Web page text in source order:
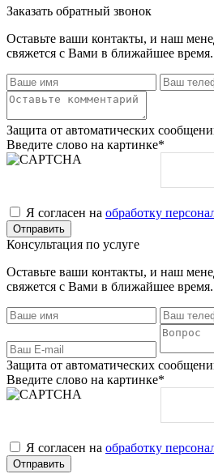
Заказать обратный звонок
Оставьте ваши контакты, и наш
свяжется с Вами в ближайшее время.
Защита от автоматических
Введите слово на картинке*
Я согласен на обработку
Консультация по услуге
Оставьте ваши контакты, и наш
свяжется с Вами в ближайшее время.
Защита от автоматических
Введите слово на картинке*
Я согласен на обработку